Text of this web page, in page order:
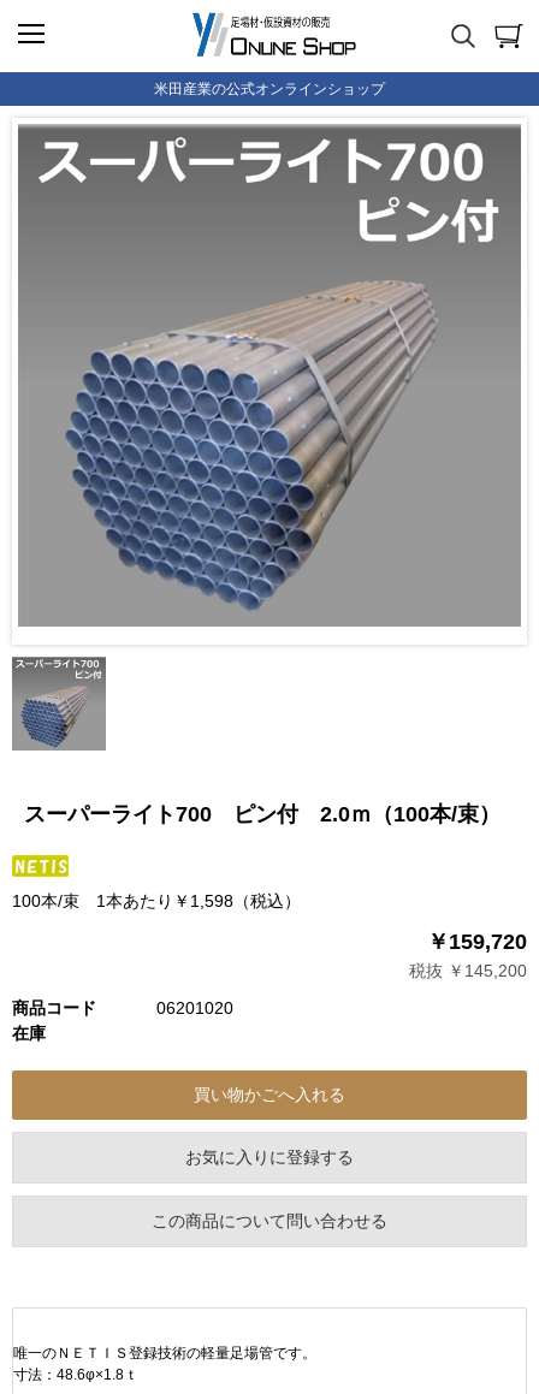
米田産業の公式オンラインショップ
スーパーライト700 ピン付 2.0ｍ（100本/束）
100本/束 1本あたり￥1,598（税込）
￥159,720
税抜 ￥145,200
商品コード
06201020
在庫
お気に入りに登録する
この商品について問い合わせる
唯一のＮＥＴＩＳ登録技術の軽量足場管です。
寸法：48.6φ×1.8ｔ